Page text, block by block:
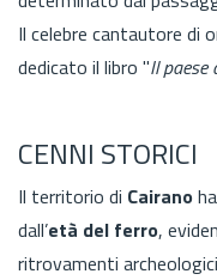
Il celebre cantautore di
dedicato il libro "Il paese
CENNI STORICI
Il territorio di Cairano
dall’età del ferro,
ritrovamenti